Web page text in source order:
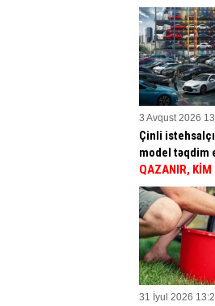
3 Avqust 2026
Çinli
model təqdim
QAZANIR, KİM
31 İyul 2026